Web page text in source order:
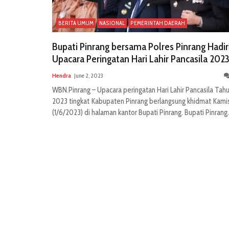
BERITA UMUM NASIONAL PEMERINTAH DAERAH
Bupati Pinrang bersama Polres Pinrang
Upacara Peringatan Hari Lahir Pancasila 2023
Hendra June 2, 2023
WBN.Pinrang – Upacara peringatan Hari Lahir Pancasila
2023 tingkat Kabupaten Pinrang berlangsung khidmat
(1/6/2023) di halaman kantor Bupati Pinrang. Bupati